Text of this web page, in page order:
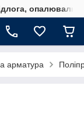
арматура